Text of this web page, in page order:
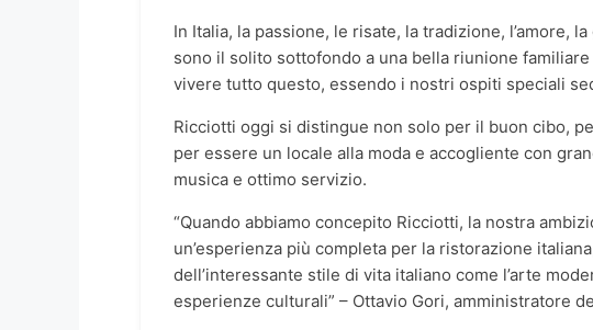
In Italia, la passione, le risate, la tradizione, l’amore,
sono il solito sottofondo a una bella riunione
vivere tutto questo, essendo i nostri ospiti speciali
Ricciotti oggi si distingue non solo per il buon cibo,
per essere un locale alla moda e accogliente con
musica e ottimo servizio.
“Quando abbiamo concepito Ricciotti, la nostra
un’esperienza più completa per la ristorazione
dell’interessante stile di vita italiano come l’arte
esperienze culturali” – Ottavio Gori, amministratore